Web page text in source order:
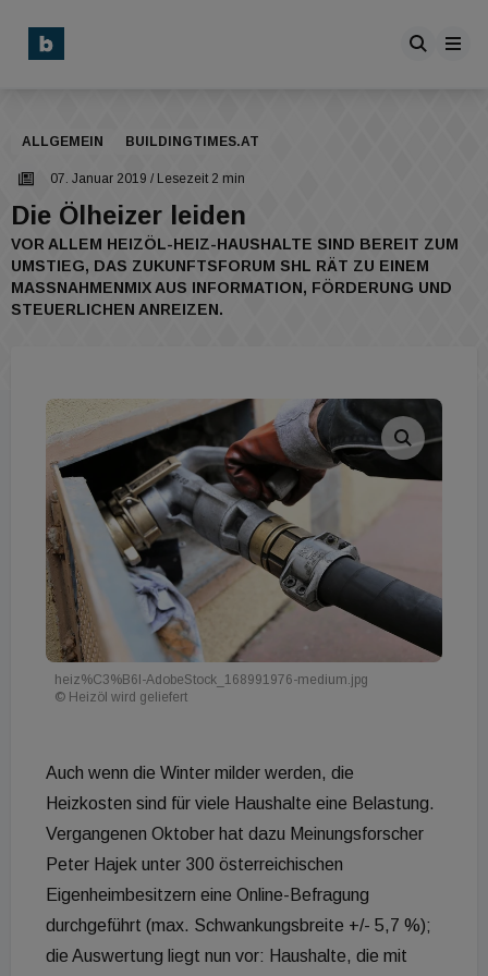
ALLGEMEIN BUILDINGTIMES.AT
07. Januar 2019 / Lesezeit 2 min
Die Ölheizer leiden
VOR ALLEM HEIZÖL-HEIZ-HAUSHALTE SIND BEREIT ZUM
UMSTIEG, DAS ZUKUNFTSFORUM SHL RÄT ZU EINEM
MASSNAHMENMIX AUS INFORMATION, FÖRDERUNG UND S
TEUERLICHEN ANREIZEN.
heiz%C3%B6l-AdobeStock_168991976-medium.jpg
© Heizöl wird geliefert
Auch wenn die Winter milder werden, die
Heizkosten sind für viele Haushalte eine Belastung.
Vergangenen Oktober hat dazu Meinungsforscher
Peter Hajek unter 300 österreichischen
Eigenheimbesitzern eine Online-Befragung
durchgeführt (max. Schwankungsbreite +/- 5,7 %);
die Auswertung liegt nun vor: Haushalte, die mit